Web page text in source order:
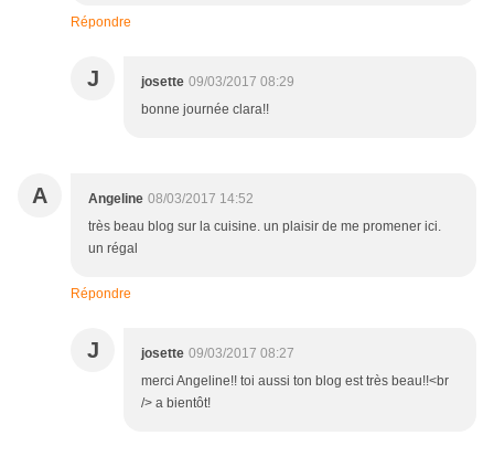
Répondre
J josette 09/03/2017 08:29
bonne journée clara!!
A Angeline 08/03/2017 14:52
très beau blog sur la cuisine. un plaisir de me promener ici.
un régal
Répondre
J josette 09/03/2017 08:27
merci Angeline!! toi aussi ton blog est très beau!!<br
/> a bientôt!